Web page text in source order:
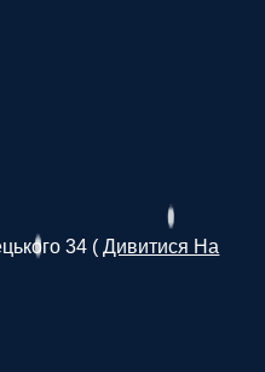
34 (Дивитися На